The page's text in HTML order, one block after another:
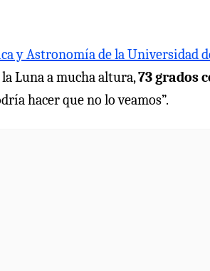
y Astronomía de la Universidad
Luna a mucha altura,73 grados
hacer que no lo veamos”.